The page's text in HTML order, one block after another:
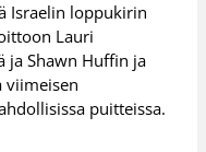
Israelin loppukirin
Lauri
ja Shawn Huffin ja
viimeisen
puitteissa.